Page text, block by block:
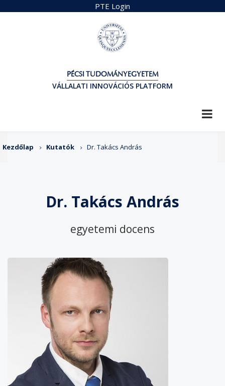
PTE Login
PÉCSI TUDOMÁNYEGYETEM
VÁLLALATI INNOVÁCIÓS PLATFORM
Morzsa
Kezdőlap Kutatók Dr. Takács András
Dr. Takács András
egyetemi docens